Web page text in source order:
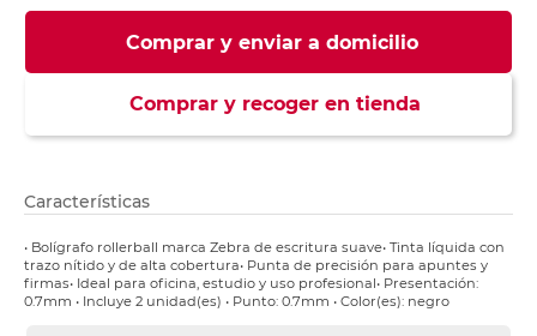
Comprar y enviar a domicilio
Comprar y recoger en tienda
Características
• Bolígrafo rollerball marca Zebra de escritura suave• Tinta líquida con
trazo nítido y de alta cobertura• Punta de precisión para apuntes y
firmas• Ideal para oficina, estudio y uso profesional• Presentación:
0.7mm • Incluye 2 unidad(es) • Punto: 0.7mm • Color(es): negro